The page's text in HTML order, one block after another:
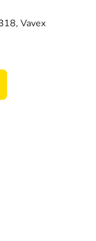
Vavex